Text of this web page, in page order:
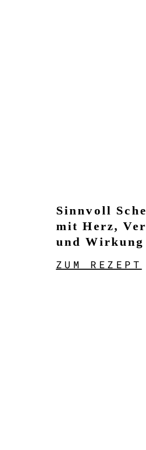
Sinnvoll
mit Herz,
und Wirkung
ZUM REZEPT